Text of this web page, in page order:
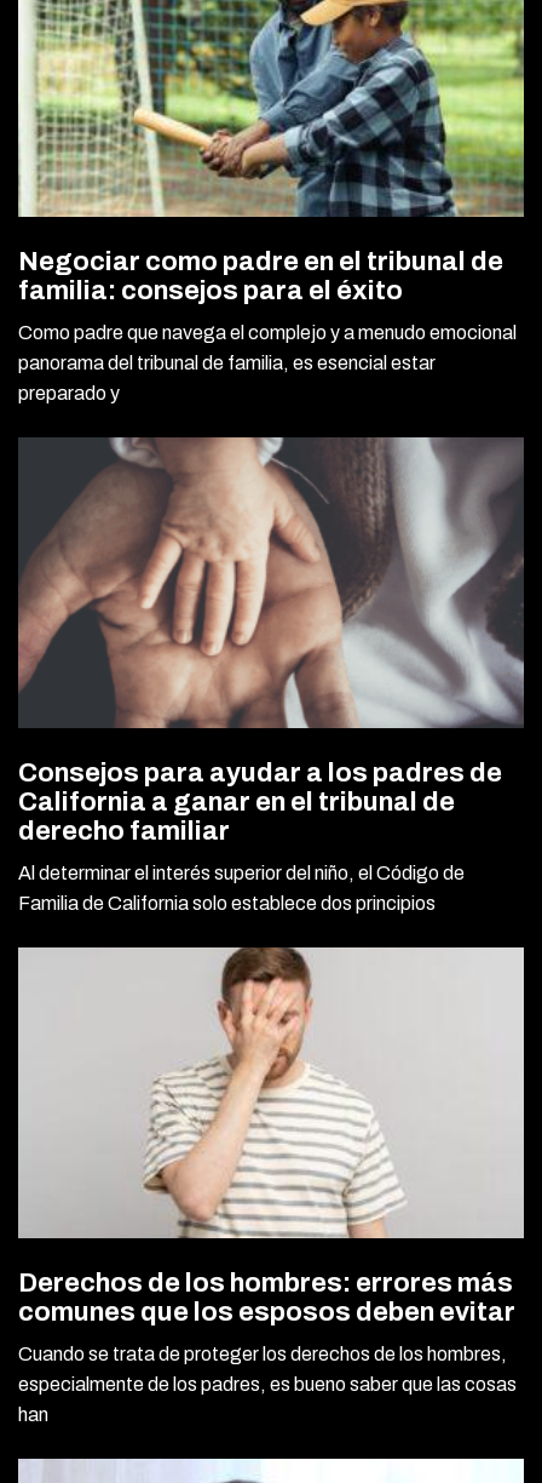
Negociar como padre en el tribunal de
familia: consejos para el éxito
Como padre que navega el complejo y a menudo emocional
panorama del tribunal de familia, es esencial estar
preparado y
Consejos para ayudar a los padres de
California a ganar en el tribunal de
derecho familiar
Al determinar el interés superior del niño, el Código de
Familia de California solo establece dos principios
Derechos de los hombres: errores más
comunes que los esposos deben evitar
Cuando se trata de proteger los derechos de los hombres,
especialmente de los padres, es bueno saber que las cosas
han